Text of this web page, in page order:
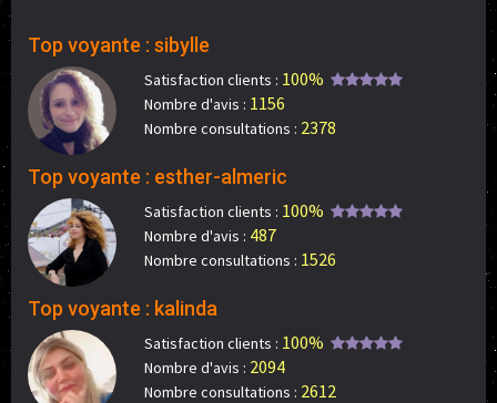
Top voyante : sibylle
Satisfaction clients : 100%
Nombre d'avis : 1156
Nombre consultations : 2378
Top voyante : esther-almeric
Satisfaction clients : 100%
Nombre d'avis : 487
Nombre consultations : 1526
Top voyante : kalinda
Satisfaction clients : 100%
Nombre d'avis : 2094
Nombre consultations : 2612